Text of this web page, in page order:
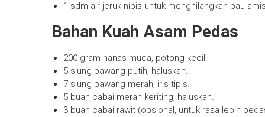
1 sdm air jeruk nipis untuk menghilangkan bau
Bahan Kuah Asam Pedas
200 gram nanas muda, potong kecil.
5 siung bawang putih, haluskan.
7 siung bawang merah, iris tipis.
5 buah cabai merah keriting, haluskan.
3 buah cabai rawit (opsional, untuk rasa lebih